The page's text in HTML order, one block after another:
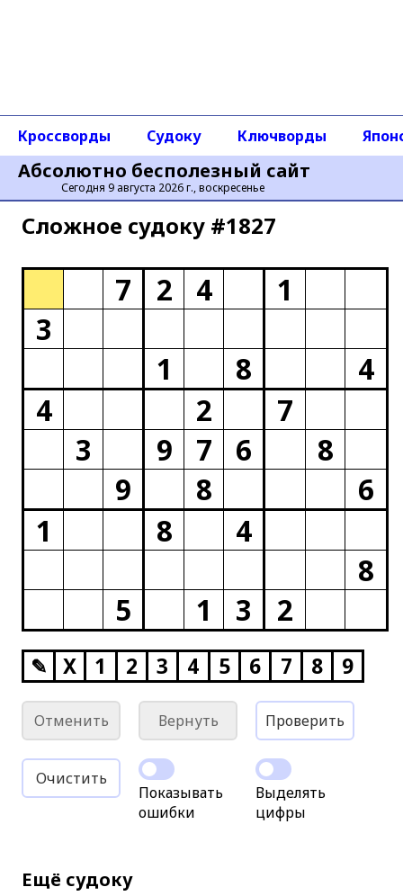
Абсолютно бесполезный сайт
Сегодня 9 августа 2026 г., воскресенье
Кроссворды Судоку Ключворды
Сложное cудоку #1827
7 2 4
1
3
1
8
4
4
2
7
3
9 7 6
8
9
8
6
1
8
4
8
5
1 3 2
✎ X 1 2 3 4 5 6 7 8 9
Отменить Вернуть Проверить
Очистить
Показывать
ошибки
Выделять
цифры
Ещё судоку